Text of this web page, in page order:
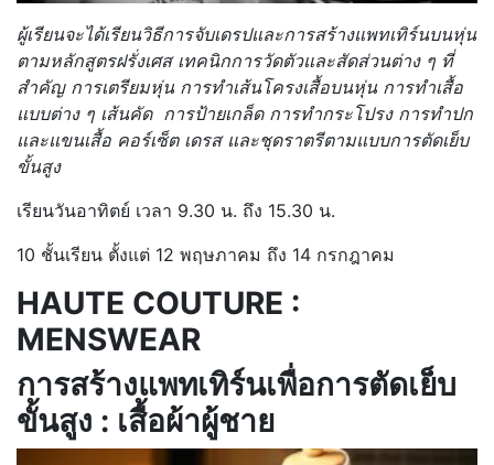
ผู้เรียนจะได้เรียนวิธีการจับเดรปและการสร้างแพทเทิร์นบนหุ่น
ตามหลักสูตรฝรั่งเศส เทคนิกการวัดตัวและสัดส่วนต่าง ๆ ที่
สำคัญ การเตรียมหุ่น การทำเส้นโครงเสื้อบนหุ่น การทำเสื้อ
แบบต่าง ๆ เส้นคัด การป้ายเกล็ด การทำกระโปรง การทำปก
และแขนเสื้อ คอร์เซ็ต เดรส และชุดราตรีตามแบบการตัดเย็บ
ขั้นสูง
เรียนวันอาทิตย์ เวลา 9.30 น. ถึง 15.30 น.
10 ชั้นเรียน ตั้งแต่ 12 พฤษภาคม ถึง 14 กรกฎาคม
HAUTE COUTURE :
MENSWEAR
การสร้างแพทเทิร์นเพื่อการตัดเย็บ
ขั้นสูง : เสื้อผ้าผู้ชาย